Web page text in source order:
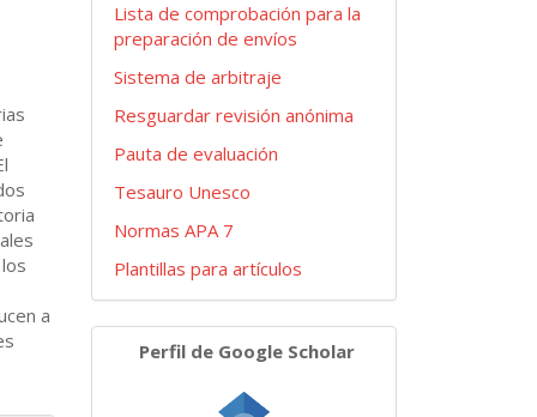
a
Lista de comprobación para la
preparación de envíos
Sistema de arbitraje
Resguardar revisión anónima
Pauta de evaluación
Tesauro Unesco
Normas APA 7
Plantillas para artículos
Navegar
Perfil de Google Scholar